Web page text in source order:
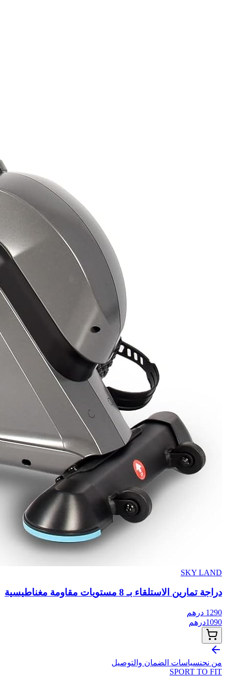
SKY LAND
دراجة تمارين الاستلقاء بـ 8 مستويات مقاومة مغناطيسية
1290 درهم
1090درهم
من نحنسياسات الضمان والتوصيل
SPORT TO FIT